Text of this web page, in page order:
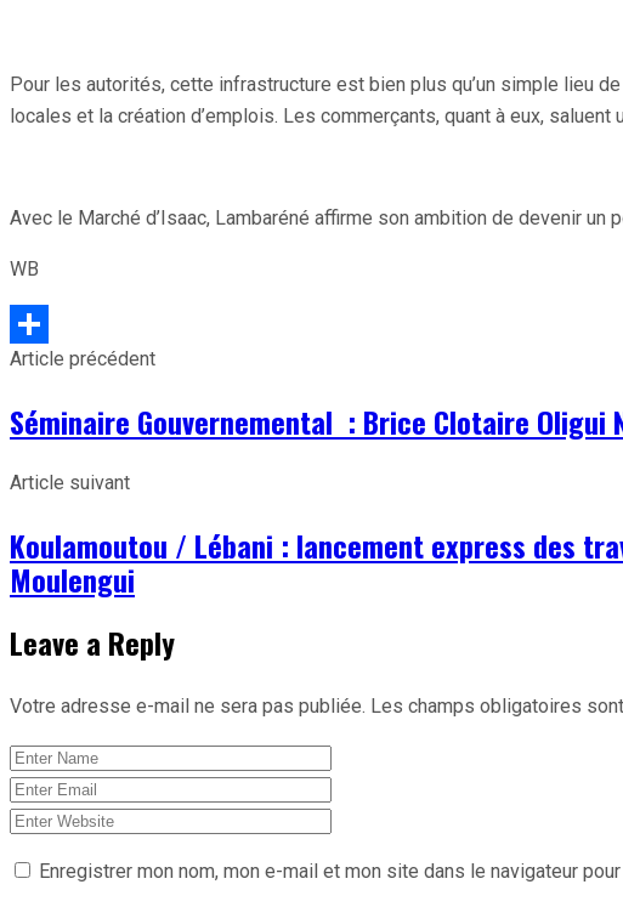
Pour les autorités, cette infrastructure est bien plus qu’un simple lieu
locales et la création d’emplois. Les commerçants, quant à eux,
Avec le Marché d’Isaac, Lambaréné affirme son ambition de devenir
WB
Partager
Article précédent
Séminaire Gouvernemental : Brice Clotaire
Article suivant
Koulamoutou / Lébani : lancement express des
Moulengui
Leave a Reply
Votre adresse e-mail ne sera pas publiée. Les champs obligatoires
Enregistrer mon nom, mon e-mail et mon site dans le navigateur